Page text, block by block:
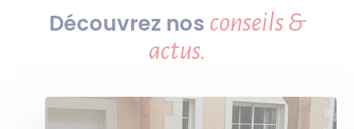
Découvrez nos conseils &
actus.